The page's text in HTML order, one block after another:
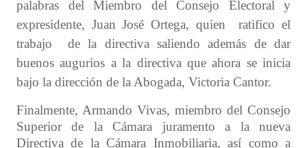
palabras del Miembro del Consejo Electoral y
expresidente, Juan José Ortega, quien ratifico el
trabajo de la directiva saliendo además de dar
buenos augurios a la directiva que ahora se inicia
bajo la dirección de la Abogada, Victoria Cantor.
Finalmente, Armando Vivas, miembro del Consejo
Superior de la Cámara juramento a la nueva
Directiva de la Cámara Inmobiliaria, así como a